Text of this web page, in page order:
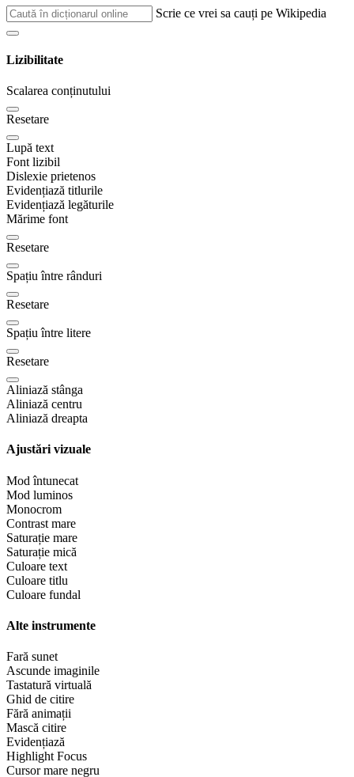
Scrie ce vrei sa cauți pe Wikipedia
Lizibilitate
Scalarea conținutului
Resetare
Lupă text
Font lizibil
Dislexie prietenos
Evidențiază titlurile
Evidențiază legăturile
Mărime font
Resetare
Spațiu între rânduri
Resetare
Spațiu între litere
Resetare
Aliniază stânga
Aliniază centru
Aliniază dreapta
Ajustări vizuale
Mod întunecat
Mod luminos
Monocrom
Contrast mare
Saturație mare
Saturație mică
Culoare text
Culoare titlu
Culoare fundal
Alte instrumente
Fară sunet
Ascunde imaginile
Tastatură virtuală
Ghid de citire
Fără animații
Mască citire
Evidențiază
Highlight Focus
Cursor mare negru